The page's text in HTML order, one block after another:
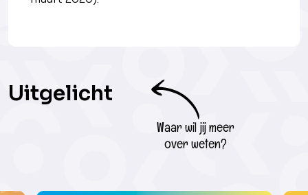
Uitgelicht
Waar wil jij meer
over weten?